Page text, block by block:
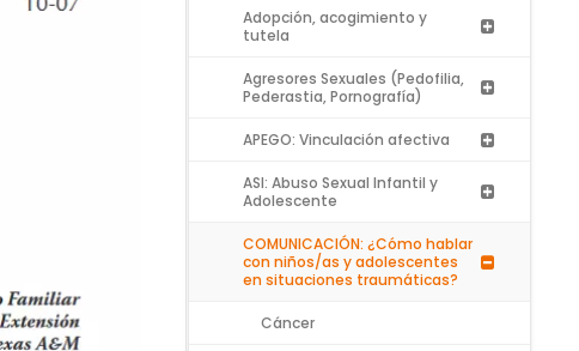
Adopción, acogimiento y
tutela
Agresores Sexuales (Pedofilia,
Pederastia, Pornografía)
APEGO: Vinculación afectiva
ASI: Abuso Sexual Infantil y
Adolescente
COMUNICACIÓN: ¿Cómo hablar
con niños/as y adolescentes
en situaciones traumáticas?
Cáncer